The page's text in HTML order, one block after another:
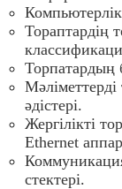
Тораптардің
Торпатардың
әдістері.
Жергілікті
Ethernet
стектері.